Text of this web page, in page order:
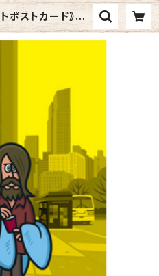
ポストカード》CY
Graphic Arts S